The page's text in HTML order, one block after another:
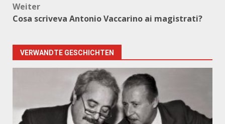
Weiter
Cosa scriveva Antonio Vaccarino ai magistrati?
VERWANDTE GESCHICHTEN